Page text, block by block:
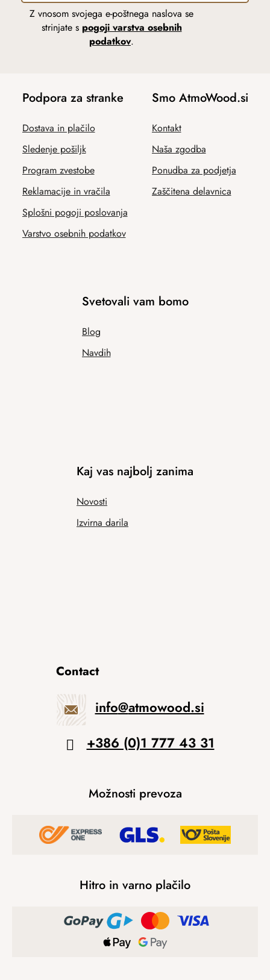
Z vnosom svojega e-poštnega naslova se
strinjate s pogoji varstva osebnih
podatkov.
Podpora za stranke
Dostava in plačilo
Sledenje pošiljk
Program zvestobe
Reklamacije in vračila
Splošni pogoji poslovanja
Varstvo osebnih podatkov
Smo AtmoWood.si
Kontakt
Naša zgodba
Ponudba za podjetja
Zaščitena delavnica
Svetovali vam bomo
Blog
Navdih
Kaj vas najbolj zanima
Novosti
Izvirna darila
Contact
info@atmowood.si
+386 (0)1 777 43 31
Možnosti prevoza
Hitro in varno plačilo